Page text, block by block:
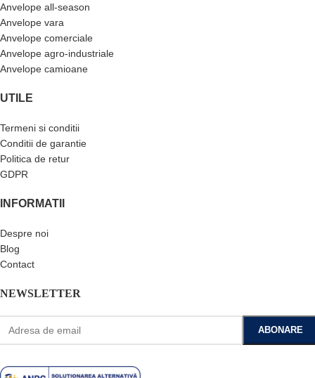
Anvelope all-season
Anvelope vara
Anvelope comerciale
Anvelope agro-industriale
Anvelope camioane
UTILE
Termeni si conditii
Conditii de garantie
Politica de retur
GDPR
INFORMATII
Despre noi
Blog
Contact
NEWSLETTER